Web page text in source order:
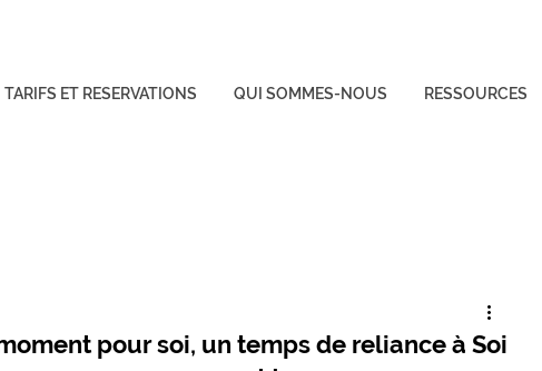
TARIFS ET RESERVATIONS QUI SOMMES-NOUS RESSOURCES
pour soi, un temps de reliance à Soi